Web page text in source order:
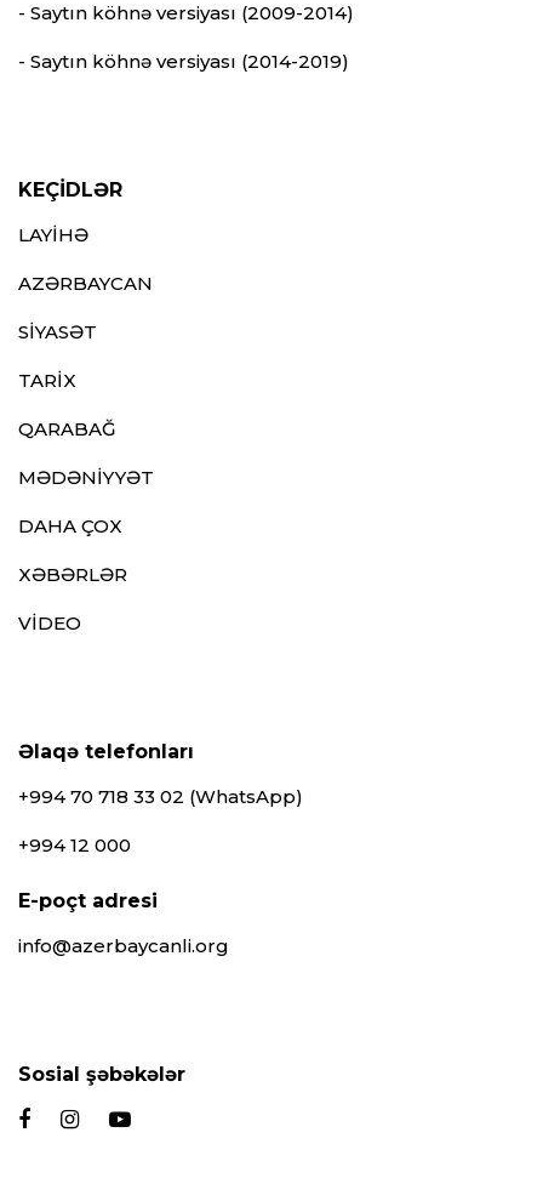
- Saytın köhnə versiyası (2009-2014)
- Saytın köhnə versiyası (2014-2019)
KEÇİDLƏR
LAYİHƏ
AZƏRBAYCAN
SİYASƏT
TARİX
QARABAĞ
MƏDƏNİYYƏT
DAHA ÇOX
XƏBƏRLƏR
VİDEO
Əlaqə telefonları
+994 70 718 33 02 (WhatsApp)
+994 12 000
E-poçt adresi
info@azerbaycanli.org
Sosial şəbəkələr